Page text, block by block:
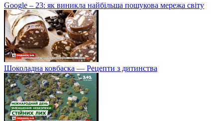
Google – 23: як виникла найбільша пошукова мережа світу
Шоколадна ковбаска — Рецепти з дитинства